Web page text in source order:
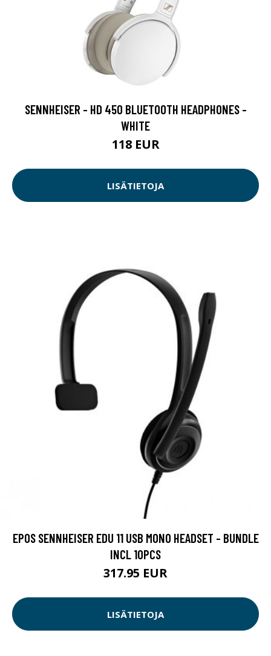
SENNHEISER - HD 450 BLUETOOTH HEADPHONES -
WHITE
118 EUR
LISÄTIETOJA
EPOS SENNHEISER EDU 11 USB MONO HEADSET - BUNDLE
INCL 10PCS
317.95 EUR
LISÄTIETOJA